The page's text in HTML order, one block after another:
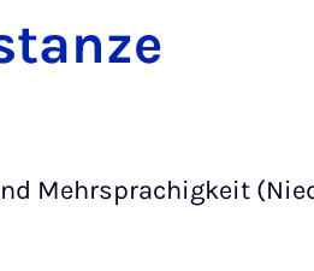
Mehrsprachigkeit